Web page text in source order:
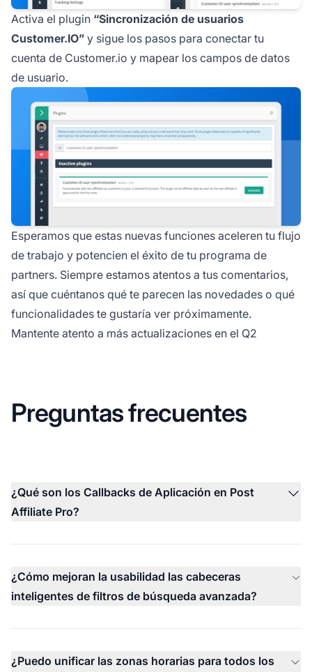
Activa el plugin “Sincronización de usuarios
Customer.IO” y sigue los pasos para conectar tu
cuenta de Customer.io y mapear los campos de datos
de usuario.
Esperamos que estas nuevas funciones aceleren tu flujo
de trabajo y potencien el éxito de tu programa de
partners. Siempre estamos atentos a tus comentarios,
así que cuéntanos qué te parecen las novedades o qué
funcionalidades te gustaría ver próximamente.
Mantente atento a más actualizaciones en el Q2
Preguntas frecuentes
¿Qué son los Callbacks de Aplicación en Post
Affiliate Pro?
¿Cómo mejoran la usabilidad las cabeceras
inteligentes de filtros de búsqueda avanzada?
¿Puedo unificar las zonas horarias para todos los